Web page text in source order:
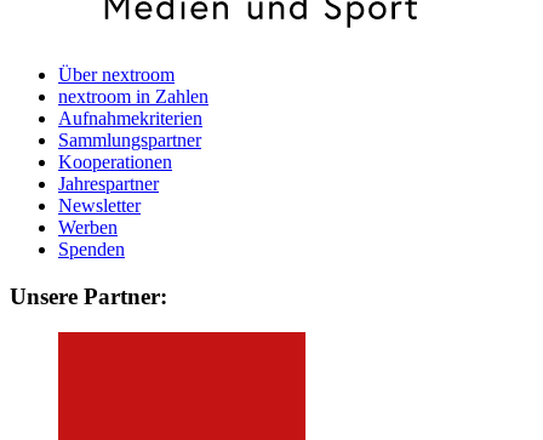
Über nextroom
nextroom in Zahlen
Aufnahmekriterien
Sammlungspartner
Kooperationen
Jahrespartner
Newsletter
Werben
Spenden
Unsere Partner: